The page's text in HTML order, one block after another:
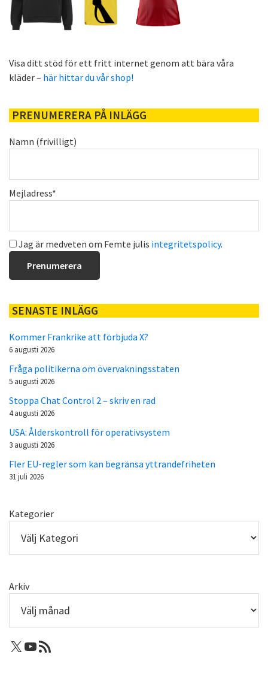
Visa ditt stöd för ett fritt internet genom att bära våra
kläder – här hittar du vår shop!
PRENUMERERA PÅ INLÄGG
Namn (frivilligt)
Mejladress*
Jag är medveten om Femte julis integritetspolicy.
SENASTE INLÄGG
Kommer Frankrike att förbjuda X?
6 augusti 2026
Fråga politikerna om övervakningsstaten
5 augusti 2026
Stoppa Chat Control 2 – skriv en rad
4 augusti 2026
USA: Ålderskontroll för operativsystem
3 augusti 2026
Fler EU-regler som kan begränsa yttrandefriheten
31 juli 2026
Kategorier
Arkiv
X: Femtejuli
Youtube
RSS-flöde